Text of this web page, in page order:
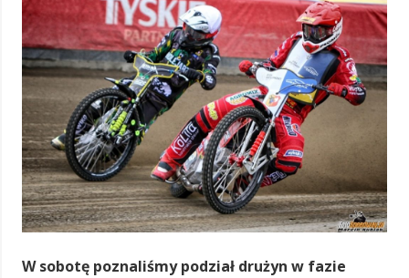
W sobotę poznaliśmy podział drużyn w fazie